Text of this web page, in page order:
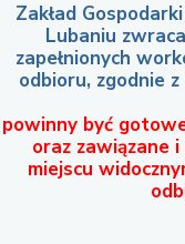
Zakład
Lubaniu
zapełnionych
odbioru, zgodnie
powinny być
oraz zawiązane
miejscu